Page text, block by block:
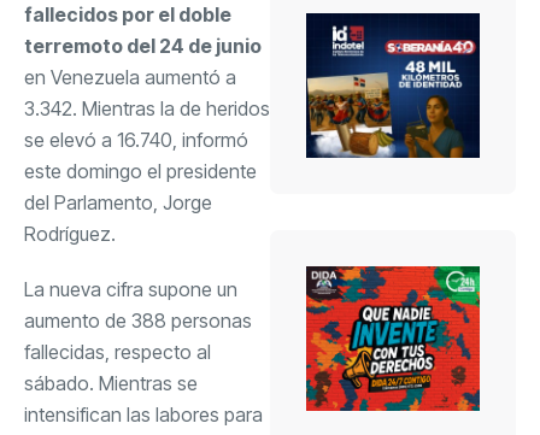
fallecidos por el doble
terremoto del 24 de junio
en Venezuela aumentó a
3.342. Mientras la de heridos
se elevó a 16.740, informó
este domingo el presidente
del Parlamento, Jorge
Rodríguez.
La nueva cifra supone un
aumento de 388 personas
fallecidas, respecto al
sábado. Mientras se
intensifican las labores para